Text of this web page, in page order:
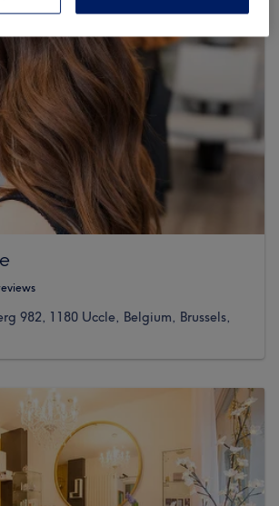
982, 1180 Uccle, Belgium, Brussels,